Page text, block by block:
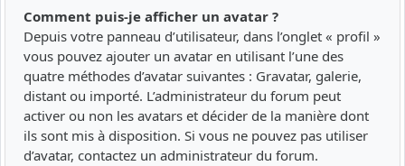
Comment puis-je afficher un avatar ?
Depuis votre panneau d’utilisateur, dans l’onglet « profil »
vous pouvez ajouter un avatar en utilisant l’une des
quatre méthodes d’avatar suivantes : Gravatar, galerie,
distant ou importé. L’administrateur du forum peut
activer ou non les avatars et décider de la manière dont
ils sont mis à disposition. Si vous ne pouvez pas utiliser
d’avatar, contactez un administrateur du forum.